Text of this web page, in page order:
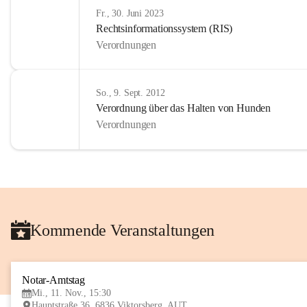
Fr., 30. Juni 2023
Rechtsinformationssystem (RIS)
Verordnungen
So., 9. Sept. 2012
Verordnung über das Halten von Hunden
Verordnungen
Kommende Veranstaltungen
Notar-Amtstag
Mi., 11. Nov., 15:30